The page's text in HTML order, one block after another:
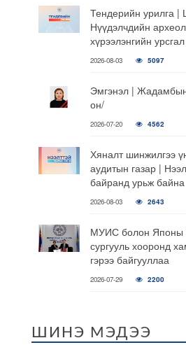
Тендерийн урилга
Нүүдэлчдийн
хүрээлэнгийн
2026-08-03 5097
Эмгэнэл |
он/
2026-07-20 4562
Хяналт шинжилгээ
аудитын газар |
байранд урьж байна
2026-08-03 2643
МУИС болон Японы
сургууль хооронд
гэрээ байгууллаа
2026-07-29 2200
ШИНЭ МЭДЭЭ